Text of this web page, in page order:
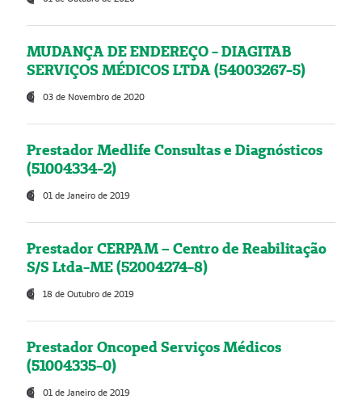
MUDANÇA DE ENDEREÇO - DIAGITAB
SERVIÇOS MÉDICOS LTDA (54003267-5)
03 de Novembro de 2020
Prestador Medlife Consultas e Diagnósticos
(51004334-2)
01 de Janeiro de 2019
Prestador CERPAM – Centro de Reabilitação
S/S Ltda-ME (52004274-8)
18 de Outubro de 2019
Prestador Oncoped Serviços Médicos
(51004335-0)
01 de Janeiro de 2019